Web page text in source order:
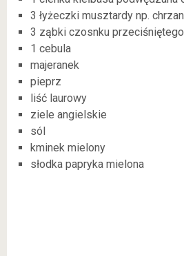
3 łyżeczki musztardy np.
3 ząbki czosnku
1 cebula
majeranek
pieprz
liść laurowy
ziele angielskie
sól
kminek mielony
słodka papryka mielona